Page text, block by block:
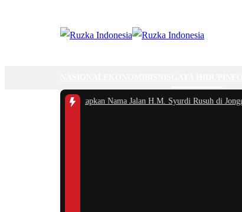
Bogor Resmi Menetapkan Nama Jalan H.M. Syurdi Rusuh di Jonggol|